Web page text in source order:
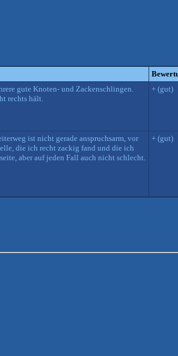
gute Knoten- und Zackenschlingen.
rechts hält.
+ (gut)
ist nicht gerade anspruchsarm, vor
die ich recht zackig fand und die ich
aber auf jeden Fall auch nicht schlecht.
+ (gut)